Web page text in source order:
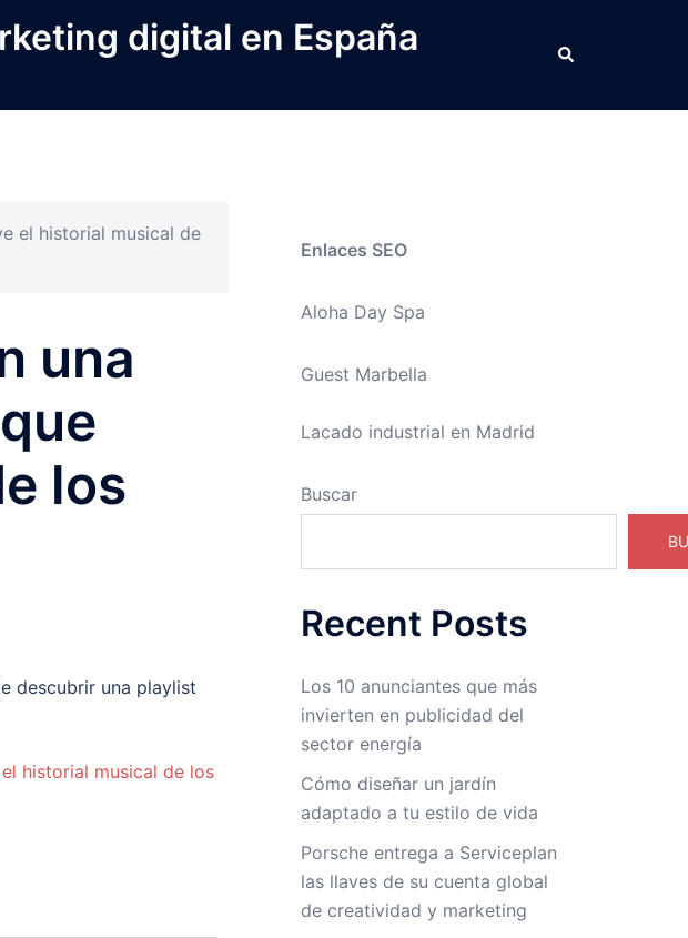
digital en España Buscar
el historial musical de
una
los
descubrir una playlist
historial musical de los
Enlaces SEO
Aloha Day Spa
Guest Marbella
Lacado industrial en Madrid
Buscar
Recent Posts
Los 10 anunciantes que más
invierten en publicidad del
sector energía
Cómo diseñar un jardín
adaptado a tu estilo de vida
Porsche entrega a Serviceplan
las llaves de su cuenta global
de creatividad y marketing